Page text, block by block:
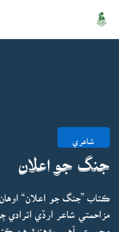
شاعري
جنگ جو اعلان
ڪتاب ”جنگ جو اعلان“
مزاحمتي شاعر ارڏي